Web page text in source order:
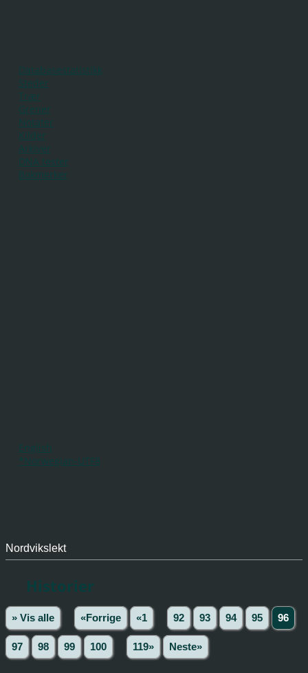
Databasestatistikk
Steder
Trær
Grener
Notater
Kilder
Arkiver
DNA tester
Bokmerker
English
*Norwegian-UTF8
Nordvikslekt
Historier
» Vis alle «Forrige «1 92 93 94 95 96
97 98 99 100 119» Neste»